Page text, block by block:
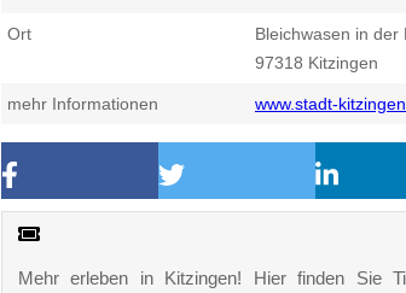
Ort
Bleichwasen in der
97318 Kitzingen
mehr Informationen www.stadt-
Mehr erleben in Kitzingen! Hier finden Sie